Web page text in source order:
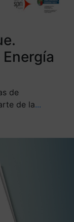
de
de la...